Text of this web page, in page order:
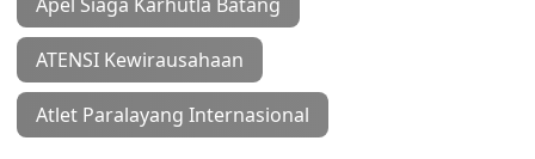
ATENSI Kewirausahaan
Atlet Paralayang Internasional